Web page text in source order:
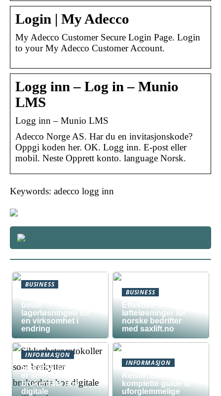
Login | My Adecco
My Adecco Customer Secure Login Page. Login
to your My Adecco Customer Account.
Logg inn – Log in – Munio
LMS
Logg inn – Munio LMS
Adecco Norge AS. Har du en invitasjonskode?
Oppgi koden her. OK. Logg inn. E-post eller
mobil. Neste Opprett konto. language Norsk.
Keywords: adecco logg inn
BUSINESS
beste
lagerløsningen for
en virksomhet i
endring
BUSINESS
Effektive
løfteløsninger for
norske bedrifter
med saxlift.no
INFORMASJON
Sikkerhetsprotokoll
er som beskytter
brukerdata hos
digitale
INFORMASJON
Reiser: Din
komplette guide til
uforglemmelige